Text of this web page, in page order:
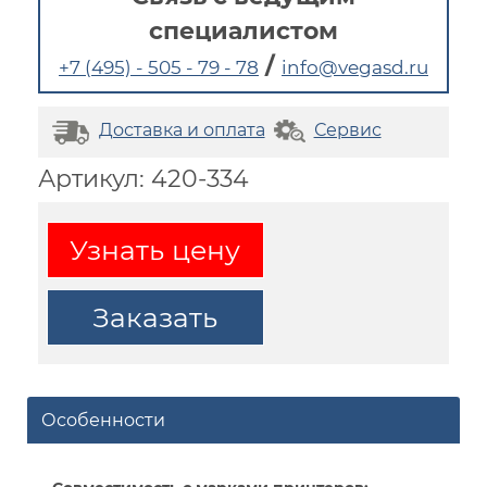
специалистом
+7 (495) - 505 - 79 - 78 / info@vegasd.ru
Доставка и оплата Сервис
Артикул: 420-334
Узнать цену
Заказать
Особенности